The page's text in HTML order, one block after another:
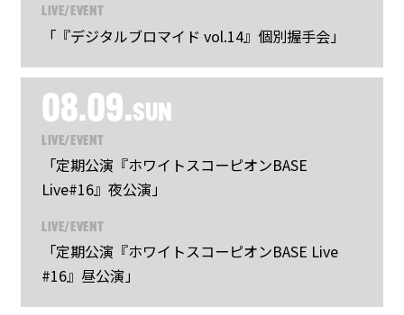
LIVE/EVENT
「『デジタルブロマイド vol.14』個別握手会」
08.09.SUN
LIVE/EVENT
「定期公演『ホワイトスコーピオンBASE
Live#16』夜公演」
LIVE/EVENT
「定期公演『ホワイトスコーピオンBASE Live
#16』昼公演」